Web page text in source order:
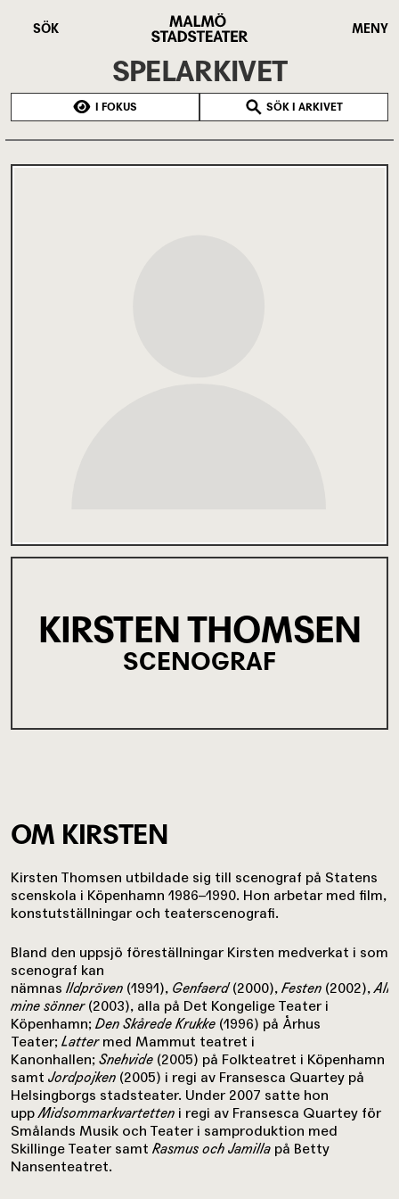
SÖK
Stadsteater
MENY
SPELARKIVET
I FOKUS SÖK I ARKIVET
KIRSTEN THOMSEN
SCENOGRAF
OM KIRSTEN
Kirsten Thomsen utbildade sig till scenograf på Statens
scenskola i Köpenhamn 1986–1990. Hon arbetar med film,
konstutställningar och teaterscenografi.
Bland den uppsjö föreställningar Kirsten medverkat i som
scenograf kan
nämnas Ildpröven (1991), Genfaerd(2000), Festen (2002),Alle
mine sönner (2003), alla på Det Kongelige Teater i
Köpenhamn; Den Skårede Krukke (1996) på Århus
Teater; Lattermed Mammut teatret i
Kanonhallen; Snehvide (2005) på Folkteatret i Köpenhamn
samt Jordpojken (2005) i regi av Fransesca Quartey på
Helsingborgs stadsteater. Under 2007 satte hon
uppMidsommarkvartetten i regi av Fransesca Quartey för
Smålands Musik och Teater i samproduktion med
Skillinge Teater samt Rasmus och Jamilla på Betty
Nansenteatret.